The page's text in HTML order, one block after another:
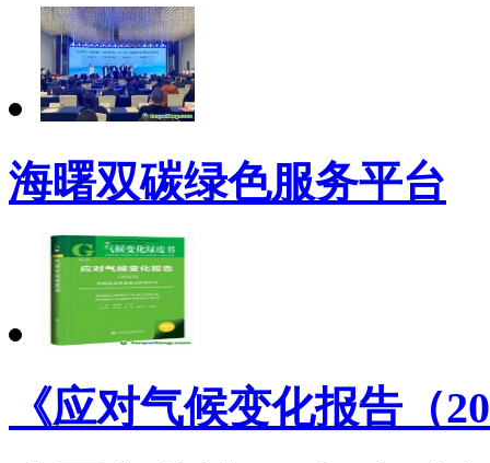
海曙双碳绿色服务平台
《应对气候变化报告（